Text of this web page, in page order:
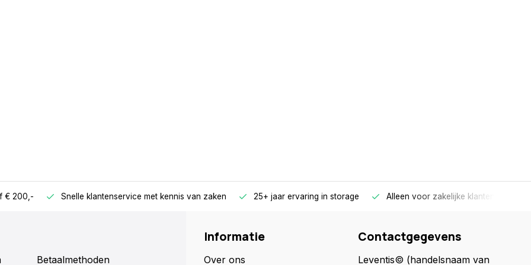
€ 200,- Snelle klantenservice met kennis van zaken 25+ jaar ervaring in storage Alleen voor zakelijke klanten
Betaalmethoden
Informatie
Over ons
Contactgegevens
Leventis© (handelsnaam van